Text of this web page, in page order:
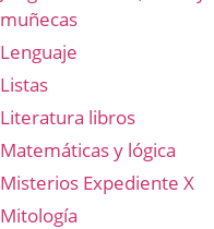
muñecas
Lenguaje
Listas
Literatura libros
Matemáticas y lógica
Misterios Expediente X
Mitología